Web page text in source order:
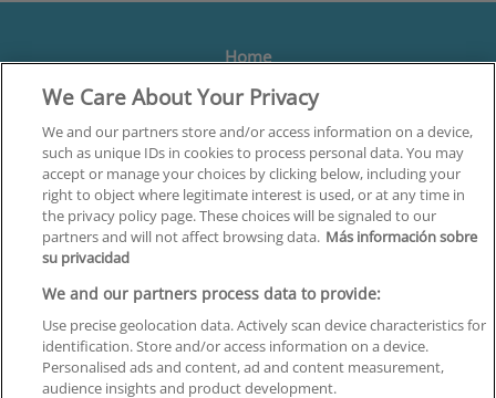
Home
Formación
Centros
Orientación
Quiénes somos
Contacta
Aviso Legal
Política de Privacidad
Política de Cookies
We Care About Your Privacy
We and our partners store and/or access information on a device,
such as unique IDs in cookies to process personal data. You may
accept or manage your choices by clicking below, including your
right to object where legitimate interest is used, or at any time in
the privacy policy page. These choices will be signaled to our
partners and will not affect browsing data. Más información sobre
su privacidad
We and our partners process data to provide:
Use precise geolocation data. Actively scan device characteristics for
identification. Store and/or access information on a device.
Personalised ads and content, ad and content measurement,
audience insights and product development.